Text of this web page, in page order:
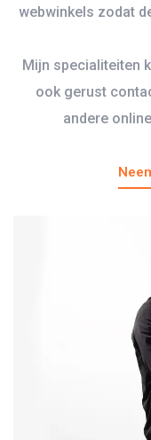
webwinkels zodat
Mijn specialiteiten
ook gerust
andere